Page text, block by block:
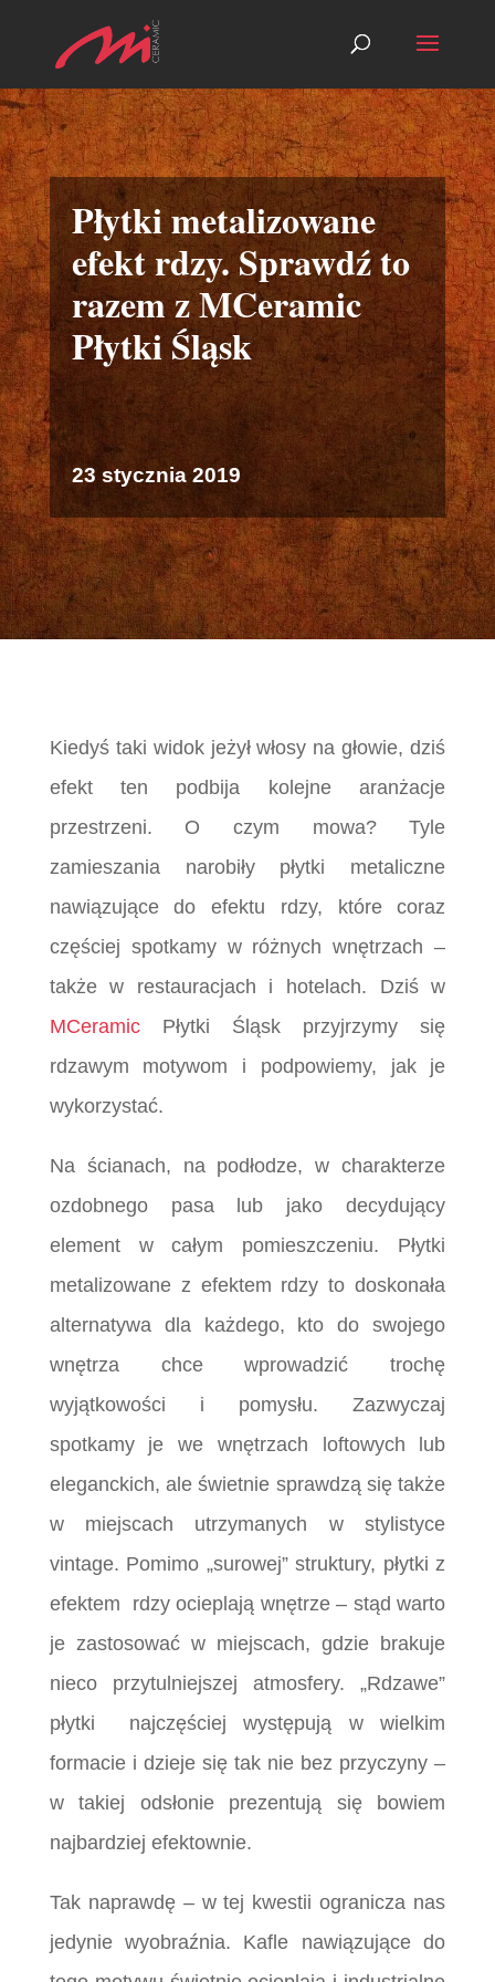
Płytki metalizowane
efekt rdzy. Sprawdź to
razem z MCeramic
Płytki Śląsk
23 stycznia 2019
Kiedyś taki widok jeżył włosy na głowie, dziś
efekt ten podbija kolejne aranżacje
przestrzeni. O czym mowa? Tyle
zamieszania narobiły płytki metaliczne
nawiązujące do efektu rdzy, które coraz
częściej spotkamy w różnych wnętrzach –
także w restauracjach i hotelach. Dziś w
MCeramicPłytki Śląsk przyjrzymy się
rdzawym motywom i podpowiemy, jak je
wykorzystać.
Na ścianach, na podłodze, w charakterze
ozdobnego pasa lub jako decydujący
element w całym pomieszczeniu. Płytki
metalizowane z efektem rdzy to doskonała
alternatywa dla każdego, kto do swojego
wnętrza chce wprowadzić trochę
wyjątkowości i pomysłu. Zazwyczaj
spotkamy je we wnętrzach loftowych lub
eleganckich, ale świetnie sprawdzą się także
w miejscach utrzymanych w stylistyce
vintage. Pomimo „surowej” struktury, płytki z
efektem rdzy ocieplają wnętrze – stąd warto
je zastosować w miejscach, gdzie brakuje
nieco przytulniejszej atmosfery. „Rdzawe”
płytki najczęściej występują w wielkim
formacie i dzieje się tak nie bez przyczyny –
w takiej odsłonie prezentują się bowiem
najbardziej efektownie.
Tak naprawdę – w tej kwestii ogranicza nas
jedynie wyobraźnia. Kafle nawiązujące do